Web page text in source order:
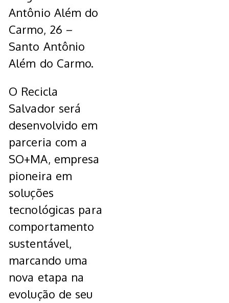
Antônio Além do
Carmo, 26 –
Santo Antônio
Além do Carmo.
O Recicla
Salvador será
desenvolvido em
parceria com a
SO+MA, empresa
pioneira em
soluções
tecnológicas para
comportamento
sustentável,
marcando uma
nova etapa na
evolução de seu